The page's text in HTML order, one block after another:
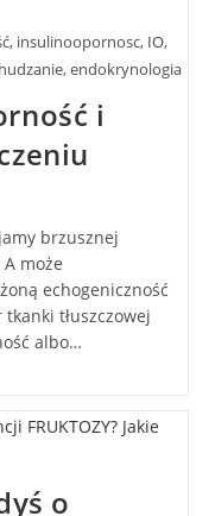
insulinoopornosc, IO,
endokrynologia
i
brzusznej
może
echogeniczność
tłuszczowej
albo…
o